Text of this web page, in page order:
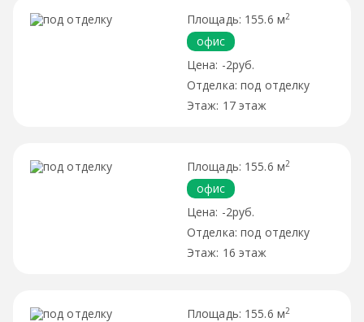
155.6 м2
офис
-2руб.
под отделку
17 этаж
155.6 м2
офис
-2руб.
под отделку
16 этаж
155.6 м2